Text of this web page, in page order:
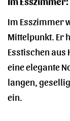
Im Esszimmer
Mittelpunkt. Er
Esstischen aus
eine elegante
langen,
ein.